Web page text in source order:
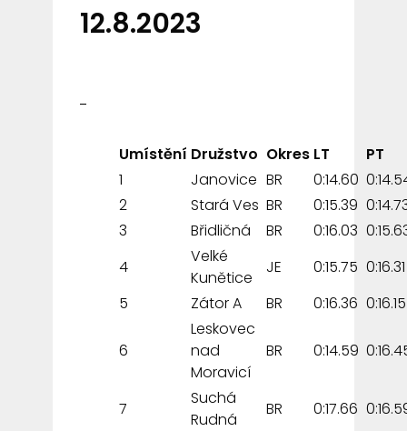
12.8.2023
Umístění Družstvo Okres LT
PT
1
Janovice BR 0:14.60
2
Stará Ves BR 0:15.39
3
Břidličná BR 0:16.03
4
Velké
Kunětice
JE 0:15.75 0:16.31
5
Zátor A BR 0:16.36 0:16.15
6
Leskovec
nad
Moravicí
BR 0:14.59
7
Suchá
Rudná
BR 0:17.66